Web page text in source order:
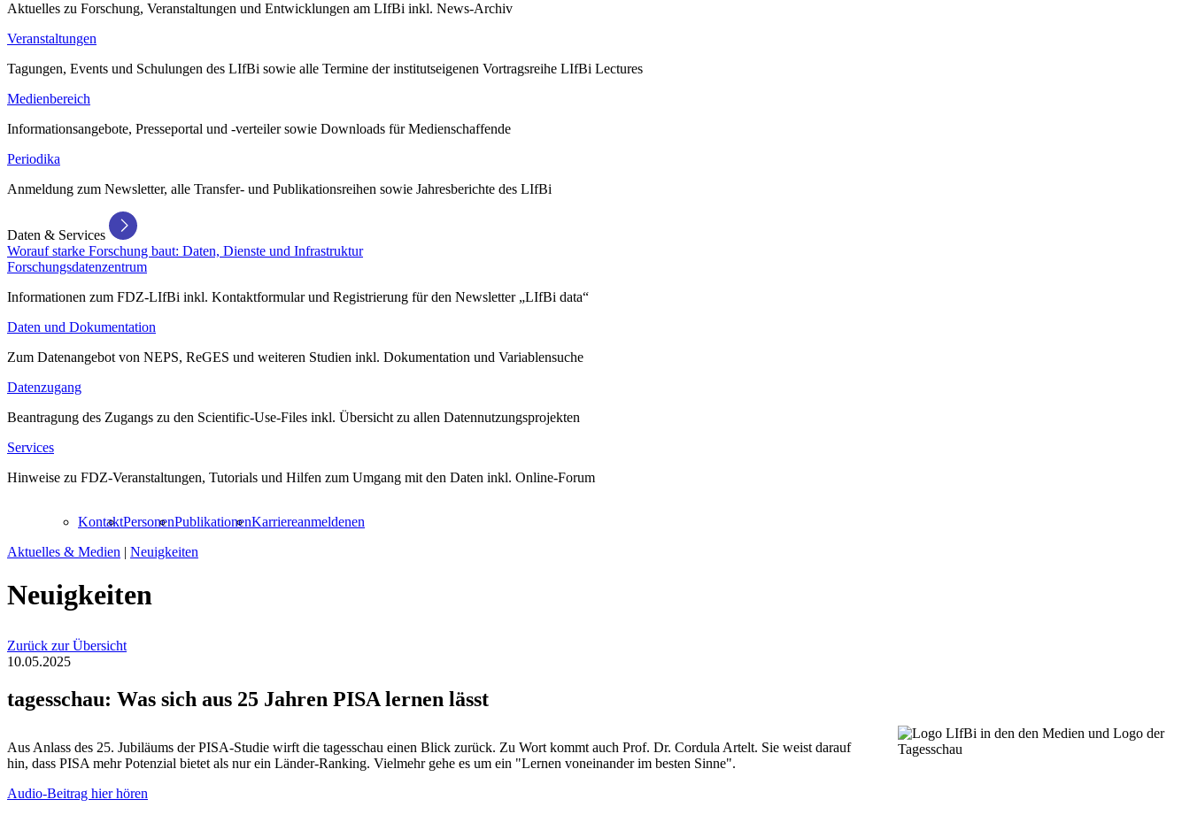
Aktuelles zu Forschung, Veranstaltungen und Entwicklungen am LIfBi inkl. News-Archiv
Veranstaltungen
Tagungen, Events und Schulungen des LIfBi sowie alle Termine der institutseigenen Vortragsreihe LIfBi Lectures
Medienbereich
Informationsangebote, Presseportal und -verteiler sowie Downloads für Medienschaffende
Periodika
Anmeldung zum Newsletter, alle Transfer- und Publikationsreihen sowie Jahresberichte des LIfBi
Daten & Services
Worauf starke Forschung baut: Daten, Dienste und Infrastruktur
Forschungsdatenzentrum
Informationen zum FDZ-LIfBi inkl. Kontaktformular und Registrierung für den Newsletter „LIfBi data“
Daten und Dokumentation
Zum Datenangebot von NEPS, ReGES und weiteren Studien inkl. Dokumentation und Variablensuche
Datenzugang
Beantragung des Zugangs zu den Scientific-Use-Files inkl. Übersicht zu allen Datennutzungsprojekten
Services
Hinweise zu FDZ-Veranstaltungen, Tutorials und Hilfen zum Umgang mit den Daten inkl. Online-Forum
KontaktPersonenPublikationenKarriereanmeldenen
Aktuelles & Medien | Neuigkeiten
Neuigkeiten
Zurück zur Übersicht
10.05.2025
tagesschau: Was sich aus 25 Jahren PISA lernen lässt
Aus Anlass des 25. Jubiläums der PISA-Studie wirft die tagesschau einen Blick zurück. Zu Wort kommt auch Prof. Dr. Cordula Artelt. Sie weist darauf
hin, dass PISA mehr Potenzial bietet als nur ein Länder-Ranking. Vielmehr gehe es um ein "Lernen voneinander im besten Sinne".
Audio-Beitrag hier hören